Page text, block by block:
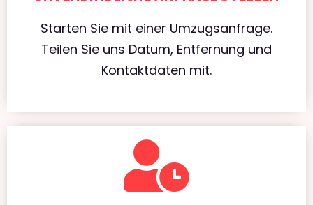
Starten Sie mit einer Umzugsanfrage.
Teilen Sie uns Datum, Entfernung und
Kontaktdaten mit.